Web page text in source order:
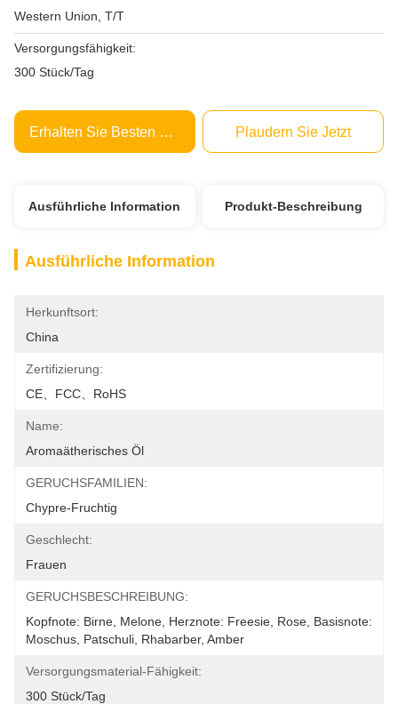
Western Union, T/T
Versorgungsfähigkeit:
300 Stück/Tag
Erhalten Sie Besten Preis Plaudern Sie Jetzt
Ausführliche Information Produkt-Beschreibung
Ausführliche Information
Herkunftsort:
China
Zertifizierung:
CE、FCC、RoHS
Name:
Aromaätherisches Öl
GERUCHSFAMILIEN:
Chypre-Fruchtig
Geschlecht:
Frauen
GERUCHSBESCHREIBUNG:
Kopfnote: Birne, Melone, Herznote: Freesie, Rose, Basisnote:
Moschus, Patschuli, Rhabarber, Amber
Versorgungsmaterial-Fähigkeit:
300 Stück/Tag